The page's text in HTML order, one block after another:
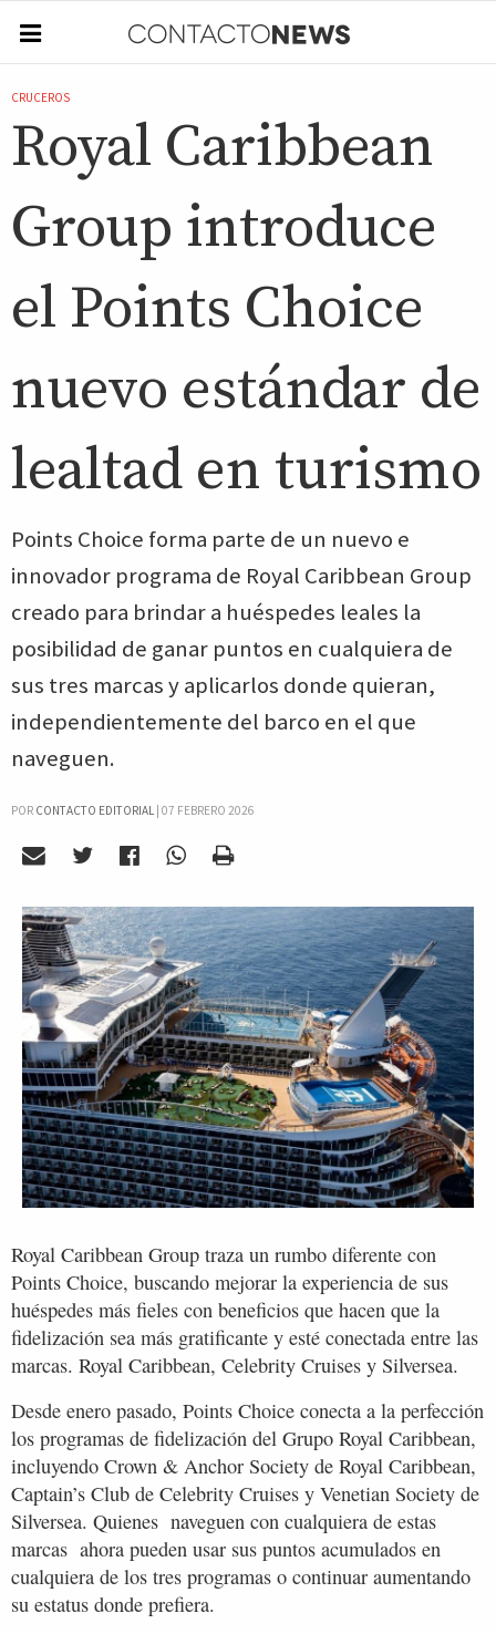
CRUCEROS
Royal Caribbean
Group introduce
el Points Choice
nuevo estándar de
lealtad en turismo
Points Choice forma parte de un nuevo e
innovador programa de Royal Caribbean Group
creado para brindar a huéspedes leales la
posibilidad de ganar puntos en cualquiera de
sus tres marcas y aplicarlos donde quieran,
independientemente del barco en el que
naveguen.
POR CONTACTO EDITORIAL| 07 FEBRERO 2026
Royal Caribbean Group traza un rumbo diferente con
Points Choice, buscando mejorar la experiencia de sus
huéspedes más fieles con beneficios que hacen que la
fidelización sea más gratificante y esté conectada entre las
marcas. Royal Caribbean, Celebrity Cruises y Silversea.
Desde enero pasado, Points Choice conecta a la perfección
los programas de fidelización del Grupo Royal Caribbean,
incluyendo Crown & Anchor Society de Royal Caribbean,
Captain’s Club de Celebrity Cruises y Venetian Society de
Silversea. Quienes naveguen con cualquiera de estas
marcas ahora pueden usar sus puntos acumulados en
cualquiera de los tres programas o continuar aumentando
su estatus donde prefiera.